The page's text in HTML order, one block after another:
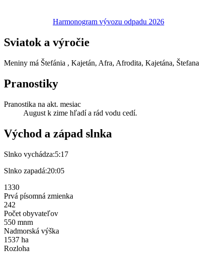
Harmonogram vývozu odpadu 2026
Sviatok a výročie
Meniny má Štefánia , Kajetán, Afra, Afrodita, Kajetána, Štefana
Pranostiky
Pranostika na akt. mesiac
August k zime hľadí a rád vodu cedí.
Východ a západ slnka
Slnko vychádza:5:17
Slnko zapadá:20:05
1330
Prvá písomná zmienka
242
Počet obyvateľov
550 mnm
Nadmorská výška
1537 ha
Rozloha